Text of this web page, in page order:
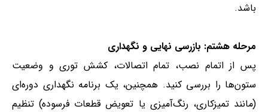
باشد.
مرحله هشتم: بازرسی نهایی و نگهداری
پس از اتمام نصب، تمام اتصالات، کشش توری و وضعیت
ستون‌ها را بررسی کنید. همچنین، یک برنامه نگهداری دوره‌ای
(مانند تمیزکاری، رنگ‌آمیزی یا تعویض قطعات فرسوده) تنظیم